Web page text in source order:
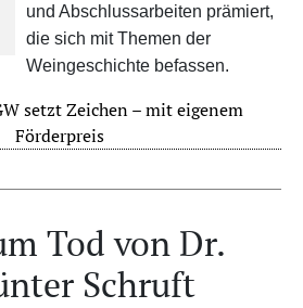
und Abschlussarbeiten prämiert,
die sich mit Themen der
Weingeschichte befassen.
setzt Zeichen – mit eigenem
Förderpreis
Tod von Dr.
Schruft